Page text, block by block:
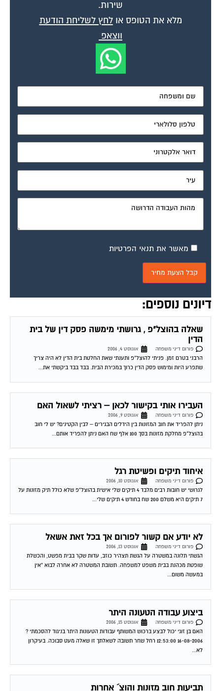
מלא את הטופס אולחץ לשליחת הודעת
ווצאפ
דיונים נוספים:
שאלה בהוצל"פ , גרושתי מימשה פסק דין של בית
הדין
פורום דיני משפחה
הרבני בטרם זמן. פניתי להוצל"פ ותענתי שאת החלטת בית הדין לא היה צריך
שתפרע היות ומימוש פסק הדין כרוך במכירת הבית. בבד בבד ביקשתי את...
העבירו אותי בקישור לכאן – רציתי לשאול האם
פורום דיני משפחה
אוגוסט 9, 2006
ניתן להפריד את חוב המזונות בין הידלים הבגירים – לבין הקטינים? יש לי חוב
בהוצל"פ מחלקת מזונות בסך 100 אלף שח האם ניתן להפריד אותם...
איחוד תיקים ופשיטת רגל
פורום דיני משפחה
אוגוסט 10, 2006
לגרושי יש חובות רבים מלבד 4 תיקים שלי אישית בהוצל"פ שלא כולל תיק מזונות על
7 תיקים היא משלם 200 שח בחודש 4 תיקים שלי...
לא יודע אם קשור לפורום אך בכל זאת אשאל
פורום דיני משפחה
אוגוסט 13, 2006
הגשתי תלונה במשטרה על הגשת תצהיר כוזב, עדות שקר בבית מפשט, והכשלת
שופטת מכהנת בבית משפט למשפחה. תשובת המשטרה לא אחרה לבוא "אין
במעשה משום...
ביצוע עבודה הטעונה היתר
פורום דיני משפחה
אוגוסט 15, 2006
האם בן זוגי יכול לבצע ברכוש המשותף עבודות הטעונות היתר בניגוד להסכמתי ?
16-08-2006 12:53:00 רחל שחר תשובה לשאלתך זו שאלה מעט סבוכה. בעיקרון
לא...
תביעות חוב מזונות והוצ´ אחרות
פורום דיני משפחה
אוגוסט 15, 2006